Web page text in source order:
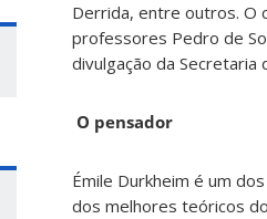
Derrida, entre outros. O
professores Pedro de
divulgação da Secretaria
O pensador
Émile Durkheim é um
dos melhores teóricos